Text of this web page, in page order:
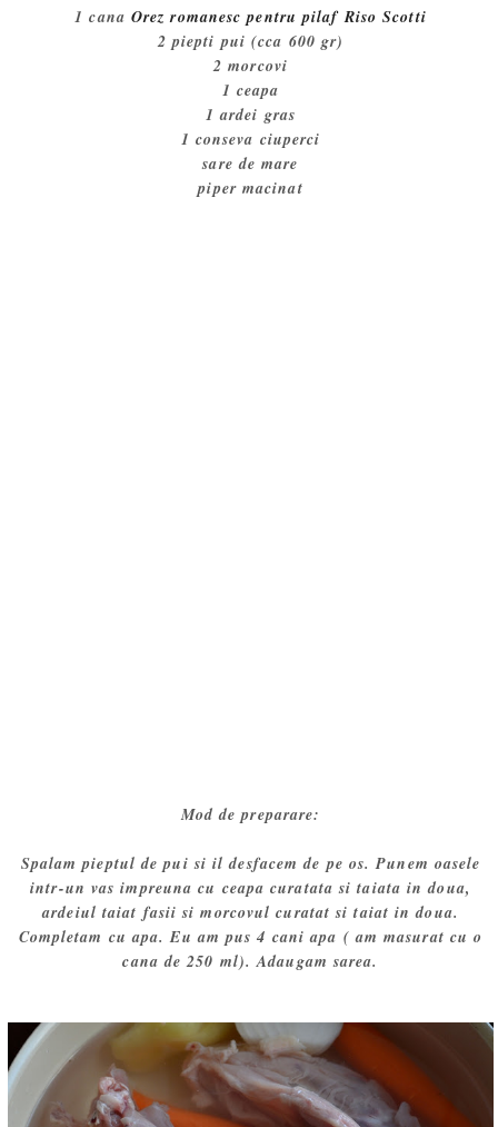
1 cana Orez romanesc pentru pilaf Riso Scotti
2 piepti pui (cca 600 gr)
2 morcovi
1 ceapa
1 ardei gras
1 conseva ciuperci
sare de mare
piper macinat
Mod de preparare:
Spalam pieptul de pui si il desfacem de pe os. Punem oasele
intr-un vas impreuna cu ceapa curatata si taiata in doua,
ardeiul taiat fasii si morcovul curatat si taiat in doua.
Completam cu apa. Eu am pus 4 cani apa ( am masurat cu o
cana de 250 ml). Adaugam sarea.